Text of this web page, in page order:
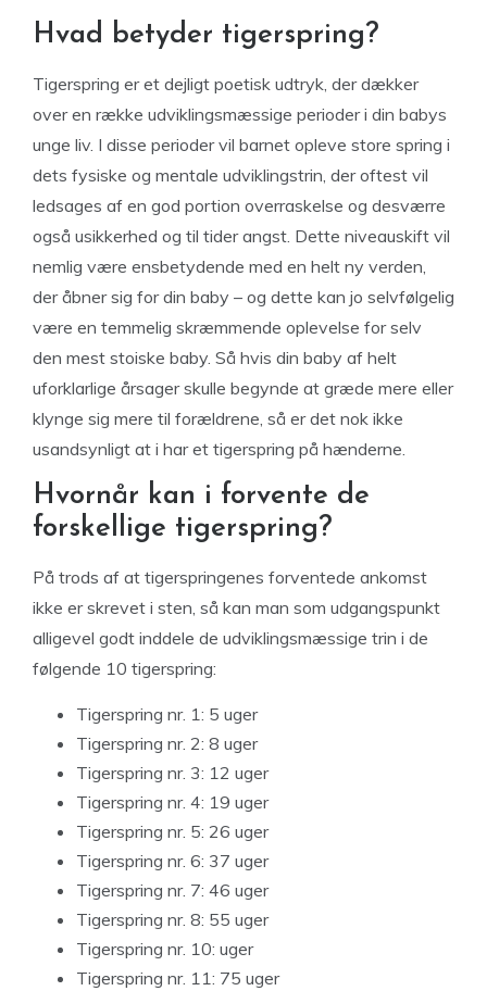
Hvad betyder tigerspring?
Tigerspring er et dejligt poetisk udtryk, der dækker
over en række udviklingsmæssige perioder i din babys
unge liv. I disse perioder vil barnet opleve store spring i
dets fysiske og mentale udviklingstrin, der oftest vil
ledsages af en god portion overraskelse og desværre
også usikkerhed og til tider angst. Dette niveauskift vil
nemlig være ensbetydende med en helt ny verden,
der åbner sig for din baby – og dette kan jo selvfølgelig
være en temmelig skræmmende oplevelse for selv
den mest stoiske baby. Så hvis din baby af helt
uforklarlige årsager skulle begynde at græde mere eller
klynge sig mere til forældrene, så er det nok ikke
usandsynligt at i har et tigerspring på hænderne.
Hvornår kan i forvente de
forskellige tigerspring?
På trods af at tigerspringenes forventede ankomst
ikke er skrevet i sten, så kan man som udgangspunkt
alligevel godt inddele de udviklingsmæssige trin i de
følgende 10 tigerspring:
Tigerspring nr. 1: 5 uger
Tigerspring nr. 2: 8 uger
Tigerspring nr. 3: 12 uger
Tigerspring nr. 4: 19 uger
Tigerspring nr. 5: 26 uger
Tigerspring nr. 6: 37 uger
Tigerspring nr. 7: 46 uger
Tigerspring nr. 8: 55 uger
Tigerspring nr. 10: uger
Tigerspring nr. 11: 75 uger